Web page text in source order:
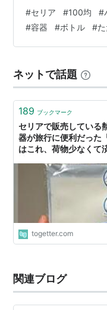
コンパクトになる？
たためるパウチボト
イプ 商品名 ・たた
粧水なども詰め替え
#セリア #100均 #
#容器 #ボトル #
ネットで話題
189 ブックマーク
セリアで販売している
器が旅行に便利だった
はこれ、荷物少なくて
togetter.com
関連ブログ